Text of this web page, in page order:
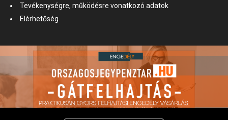
Tevékenységre, működésre vonatkozó adatok
Elérhetőség